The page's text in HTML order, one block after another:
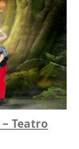
Teatro